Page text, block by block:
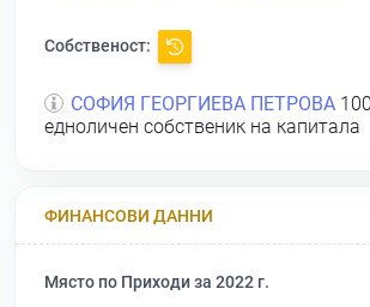
Собственост:
СОФИЯ ГЕОРГИЕВА ПЕТРОВА
едноличен собственик на капитала
ФИНАНСОВИ ДАННИ
Място по Приходи за 2022 г.